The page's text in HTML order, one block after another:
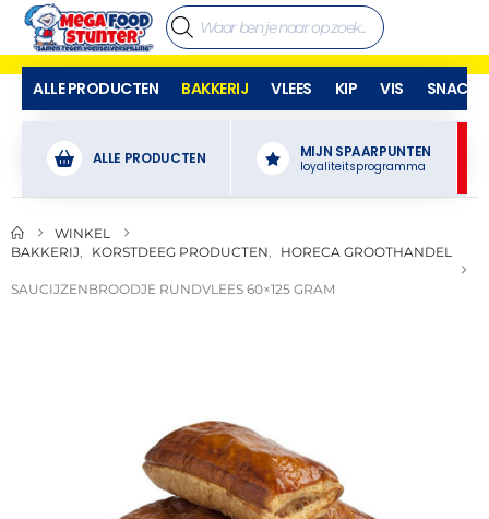
ALLE PRODUCTEN BAKKERIJ VLEES KIP VIS SNACKS
ALLE PRODUCTEN MIJN SPAARPUNTEN
loyaliteitsprogramma
WINKEL
BAKKERIJ
KORSTDEEG PRODUCTEN HORECA GROOTHANDEL
SAUCIJZENBROODJE RUNDVLEES 60×125 GRAM